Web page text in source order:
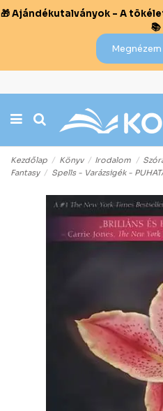
🎁 Ajándékutalványok – A
📚
Kezdőlap Könyv Irodalom
Fantasy
Spells - Varázsigék -